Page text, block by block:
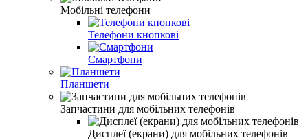
Мобільні телефони
Телефони кнопкові
Смартфони
Планшети
Запчастини для мобільних телефонів
Дисплеї (екрани) для мобільних телефонів